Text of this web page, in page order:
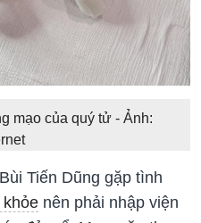
mạo của quý tử - Ảnh:
Tiến Dũng gặp tình
nên phải nhập viện